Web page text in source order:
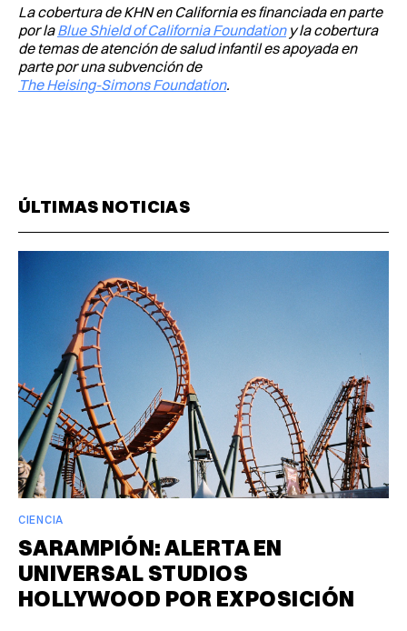
La cobertura de KHN en California es financiada en parte
por laBlue Shield of California Foundationy la cobertura
de temas de atención de salud infantil es apoyada en
parte por una subvención de
The Heising-Simons Foundation.
ÚLTIMAS NOTICIAS
CIENCIA
SARAMPIÓN: ALERTA EN
UNIVERSAL STUDIOS
HOLLYWOOD POR EXPOSICIÓN